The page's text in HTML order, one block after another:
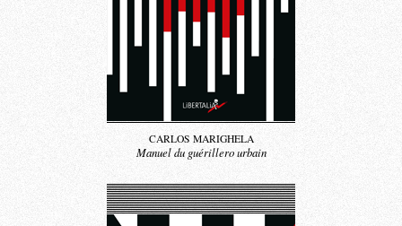
CARLOS MARIGHELA
Manuel du guérillero urbain